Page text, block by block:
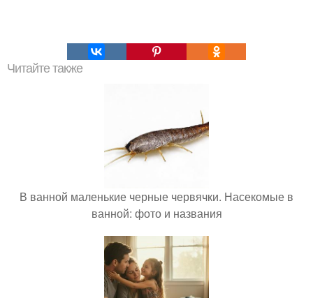
Читайте также
В ванной маленькие черные червячки. Насекомые в
ванной: фото и названия